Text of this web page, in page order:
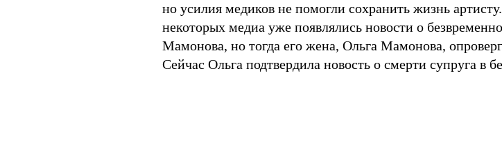
но усилия медиков не помогли сохранить жизнь
некоторых медиа уже появлялись новости о
Мамонова, но тогда его жена, Ольга Мамонова,
Сейчас Ольга подтвердила новость о смерти супруга в